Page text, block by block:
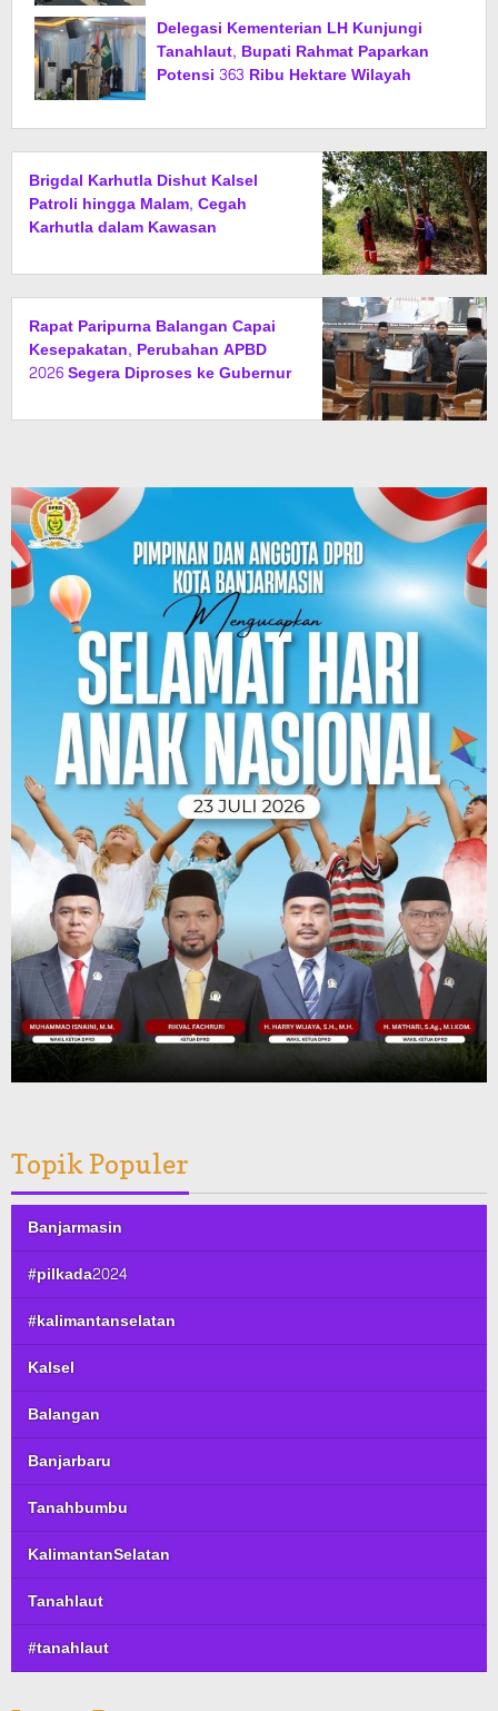
Delegasi Kementerian LH Kunjungi
Tanahlaut, Bupati Rahmat Paparkan
Potensi 363 Ribu Hektare Wilayah
Brigdal Karhutla Dishut Kalsel
Patroli hingga Malam, Cegah
Karhutla dalam Kawasan
Rapat Paripurna Balangan Capai
Kesepakatan, Perubahan APBD
2026 Segera Diproses ke Gubernur
Topik Populer
Banjarmasin
#pilkada2024
#kalimantanselatan
Kalsel
Balangan
Banjarbaru
Tanahbumbu
KalimantanSelatan
Tanahlaut
#tanahlaut